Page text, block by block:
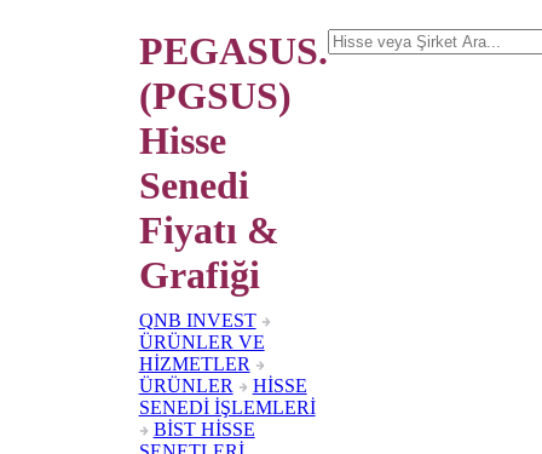
PEGASUS.
(PGSUS)
Hisse
Senedi
Fiyatı &
Grafiği
QNB INVEST
ÜRÜNLER VE
HİZMETLER
ÜRÜNLER
HİSSE
SENEDİ İŞLEMLERİ
BİST HİSSE